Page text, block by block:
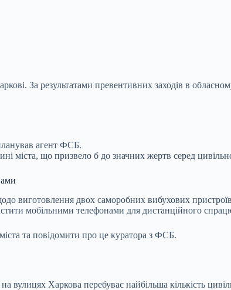
За результатами превентивних заходів в
агент ФСБ.
міста, що призвело б до значних жертв серед
виготовлення двох саморобних вибухових
мобільними телефонами для дистанційного
та повідомити про це куратора з ФСБ.
вулицях Харкова перебуває найбільша кількість